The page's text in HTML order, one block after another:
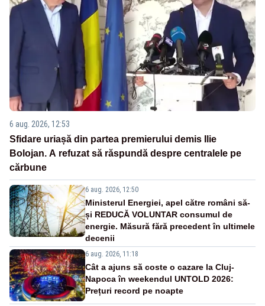
6 aug. 2026, 12:53
Sfidare uriașă din partea premierului demis Ilie
Bolojan. A refuzat să răspundă despre centralele pe
cărbune
6 aug. 2026, 12:50
Ministerul Energiei, apel către români să-
și REDUCĂ VOLUNTAR consumul de
energie. Măsură fără precedent în ultimele
decenii
6 aug. 2026, 11:18
Cât a ajuns să coste o cazare la Cluj-
Napoca în weekendul UNTOLD 2026:
Prețuri record pe noapte